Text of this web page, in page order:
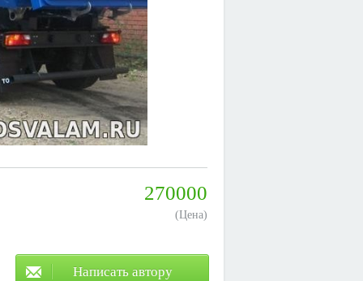
270000
(Цена)
Написать автору